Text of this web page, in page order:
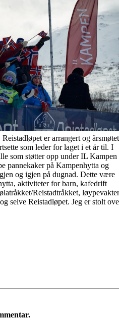
er arrangert og årsmøtet
som leder for laget i et år til. I
som støtter opp under IL Kampen
pannekaker på Kampenhytta og
og igjen på dugnad. Dette være
aktiviteter for barn, kafedrift
Reistadtråkket, løypevakter
selve Reistadløpet. Jeg er stolt